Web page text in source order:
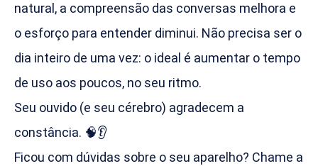
natural, a compreensão das conversas melhora e
o esforço para entender diminui. Não precisa ser o
dia inteiro de uma vez: o ideal é aumentar o tempo
de uso aos poucos, no seu ritmo.
Seu ouvido (e seu cérebro) agradecem a
constância. 🧠👂
Ficou com dúvidas sobre o seu aparelho? Chame a